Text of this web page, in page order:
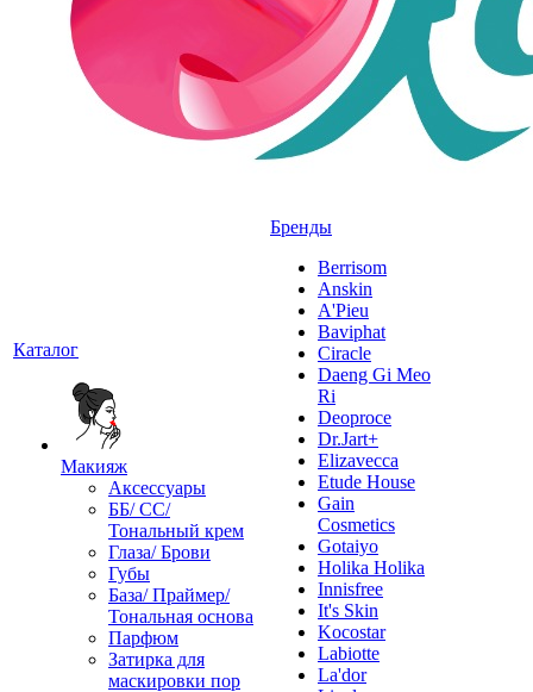
Каталог
Макияж
Аксессуары
ББ/ СС/
Тональный крем
Глаза/ Брови
Губы
База/ Праймер/
Тональная основа
Парфюм
Затирка для
маскировки пор
Бренды
Berrisom
Anskin
A'Pieu
Baviphat
Ciracle
Daeng Gi Meo
Ri
Deoproce
Dr.Jart+
Elizavecca
Etude House
Gain
Cosmetics
Gotaiyo
Holika Holika
Innisfree
It's Skin
Kocostar
Labiotte
La'dor